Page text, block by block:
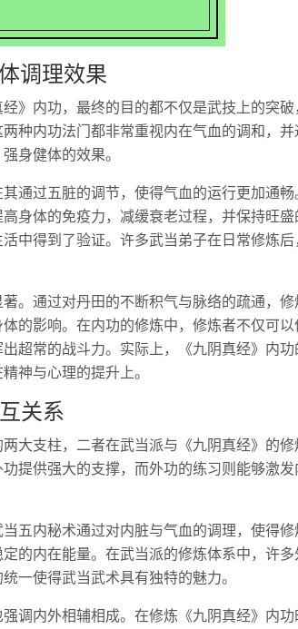
调理效果
》内功，最终的目的都不仅是武技上的突
种内功法门都非常重视内在气血的调和，
身健体的效果。
通过五脏的调节，使得气血的运行更加通
身体的免疫力，减缓衰老过程，并保持旺
中得到了验证。许多武当弟子在日常修炼
。通过对丹田的不断积气与脉络的疏通，
的影响。在内功的修炼中，修炼者不仅可
超常的战斗力。实际上，《九阴真经》内功
神与心理的提升上。
关系
大支柱，二者在武当派与《九阴真经》的
提供强大的支撑，而外功的练习则能够激发
五内秘术通过对内脏与气血的调理，使得
的内在能量。在武当派的修炼体系中，许
一使得武当武术具有独特的魅力。
调内外相辅相成。在修炼《九阴真经》内